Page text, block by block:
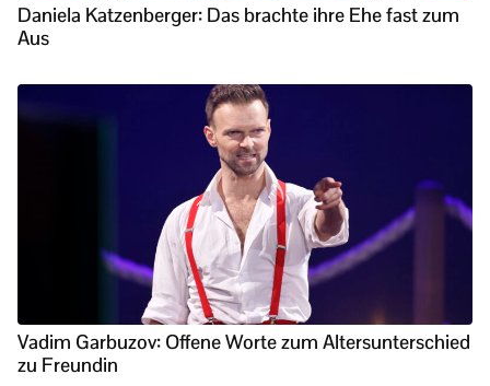
Daniela Katzenberger: Das brachte ihre Ehe fast zum
Aus
Vadim Garbuzov: Offene Worte zum Altersunterschied
zu Freundin